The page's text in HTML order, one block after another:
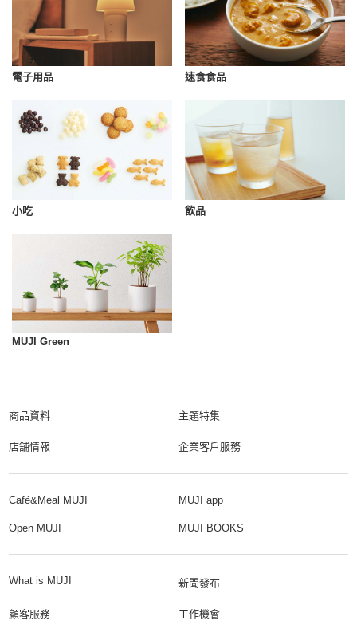
電子用品 速食食品
小吃 飲品
MUJI Green
商品資料 主題特集
店舗情報 企業客戶服務
Café&Meal MUJI MUJI app
Open MUJI MUJI BOOKS
What is MUJI 新聞發布
顧客服務 工作機會